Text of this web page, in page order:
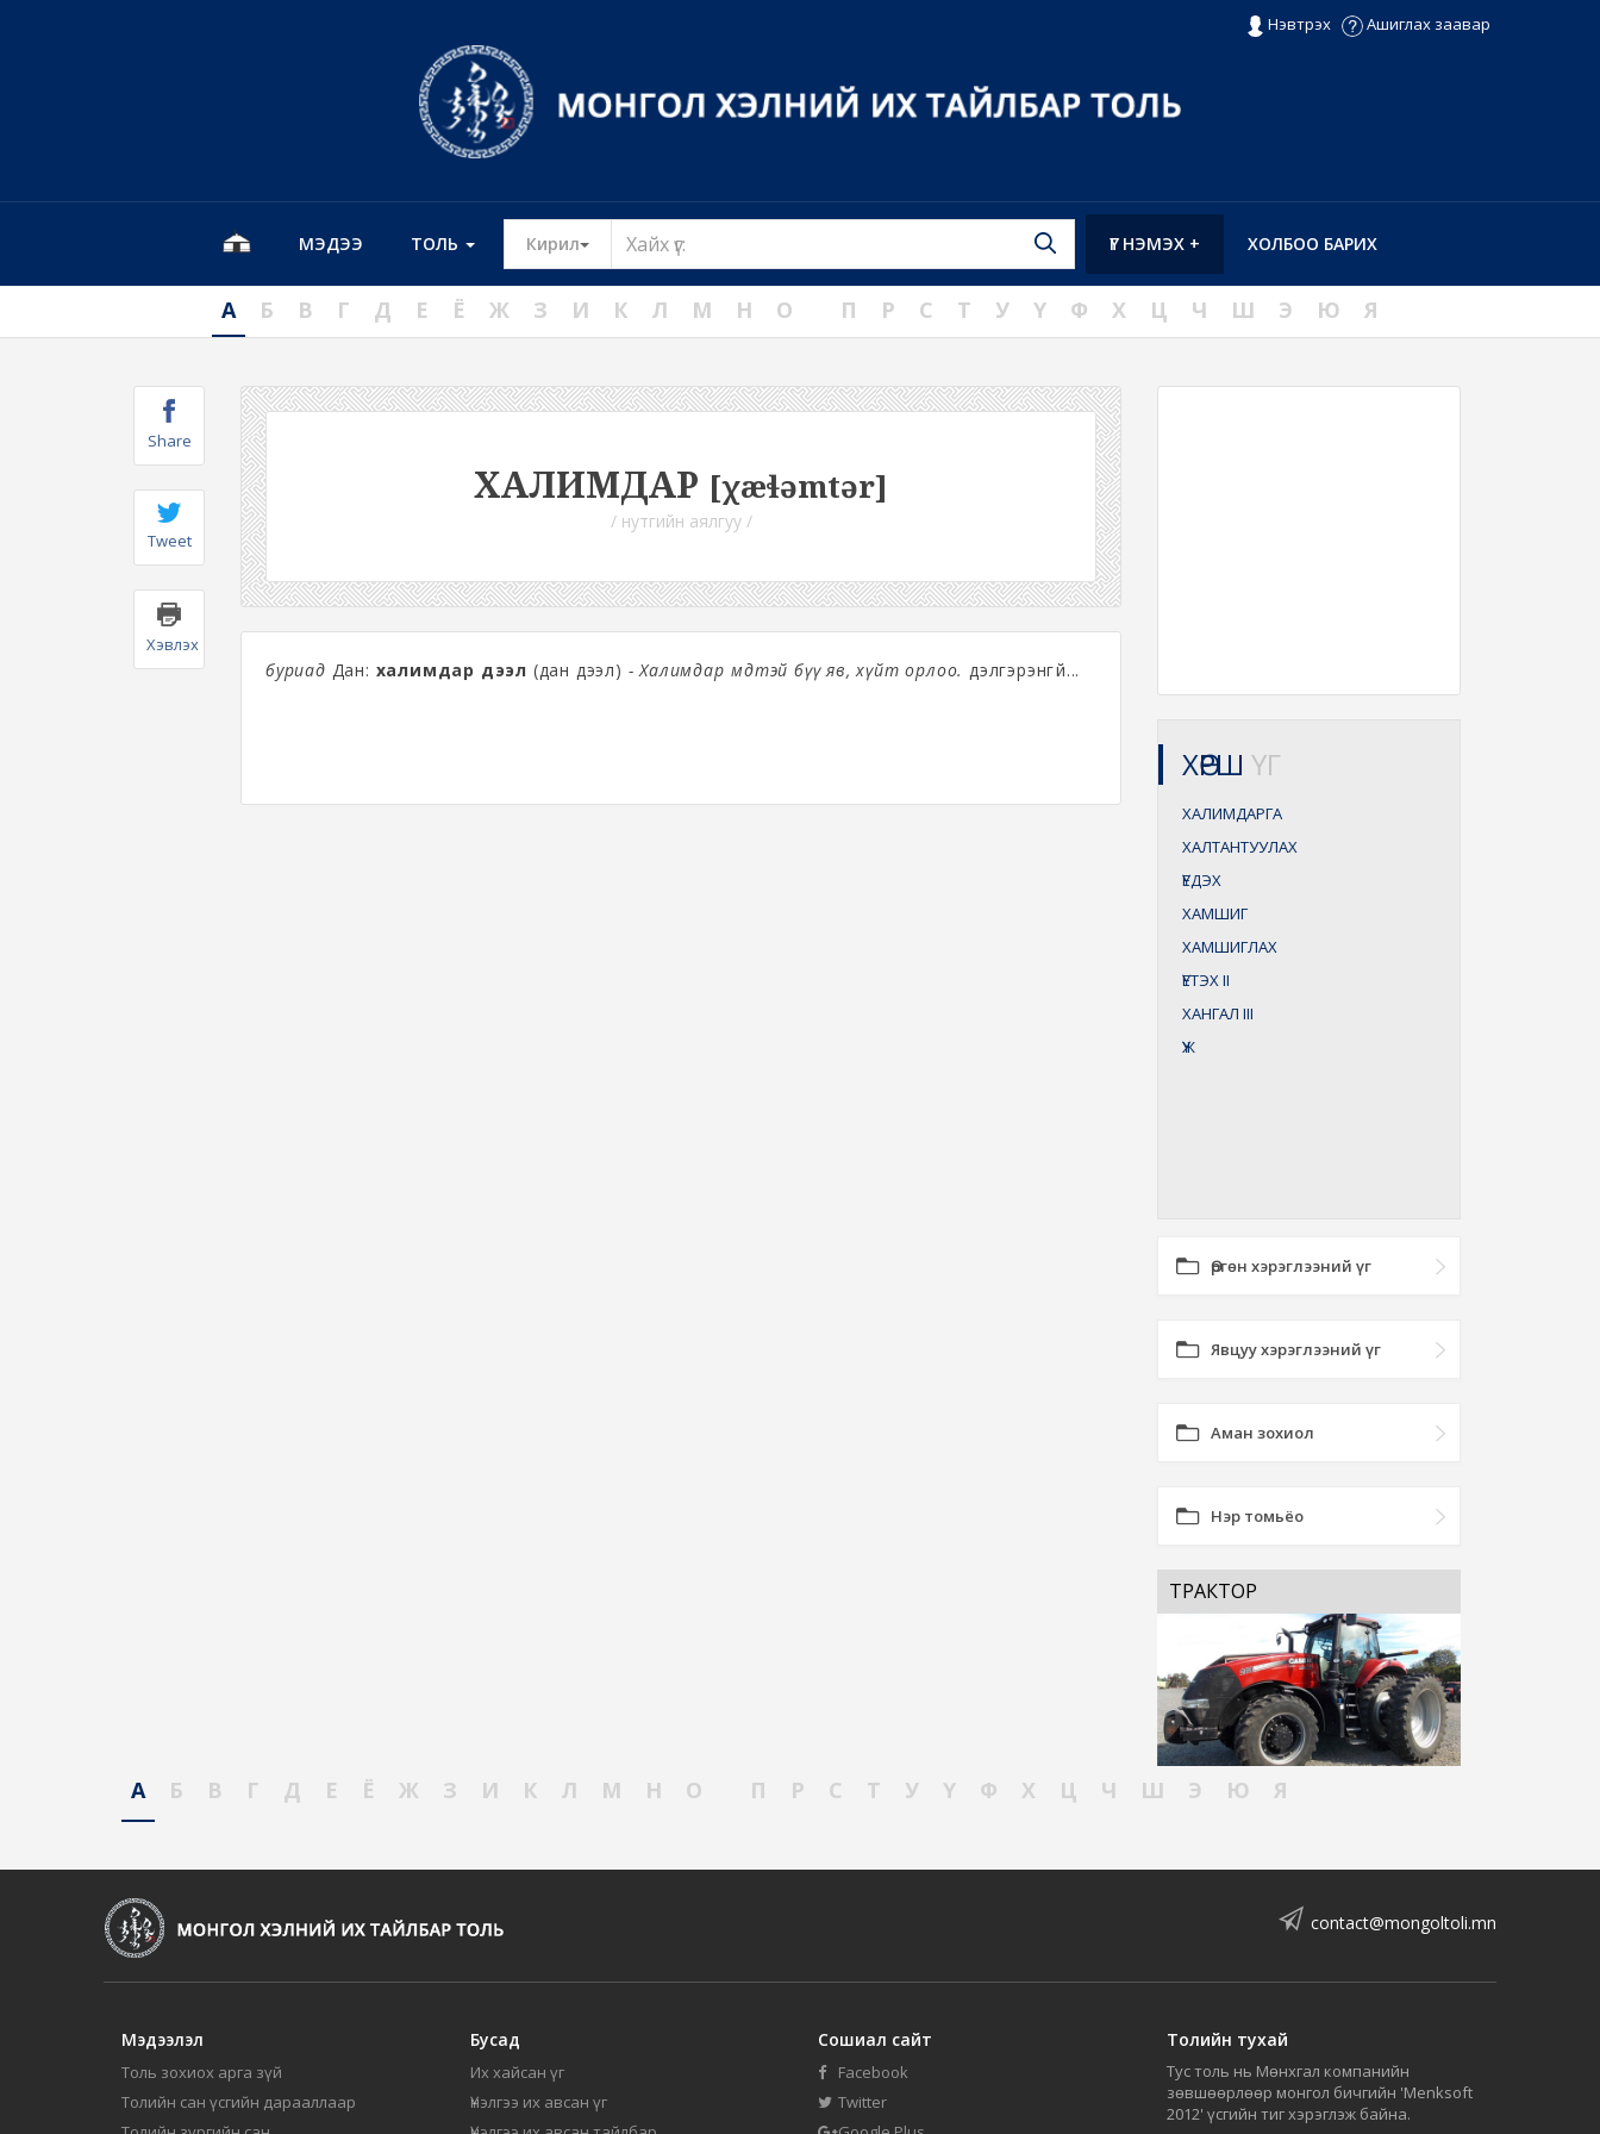
Нэвтрэх Ашиглах заавар
МЭДЭЭ ТОЛЬ Кирил Toggle Dropdown ХОЛБОО БАРИХ
ҮГ НЭМЭХ +
А Б В Г Д Е Ё Ж З И К Л М Н О П Р С Т У Ү Ф Х Ц Ч Ш Э Ю Я
Share
Tweet
Хэвлэх
ХАЛИМДАР [χæɬəmtər]
/ нутгийн аялгуу /
буриад Дан: халимдар дээл (дан дээл) - Халимдар өмдтэй бүү яв, хүйт орлоо. дэлгэрэнгүй...
ХӨРШ ҮГ
ХАЛИМДАРГА
ХАЛТАНТУУЛАХ
ҮЕДЭХ
ХАМШИГ
ХАМШИГЛАХ
ҮЕТЭХII
ХАНГАЛ III
ҮЖ
Өргөн хэрэглээний үг
Явцуу хэрэглээний үг
Аман зохиол
Нэр томьёо
ТРАКТОР
А Б В Г Д Е Ё Ж З И К Л М Н О П Р С Т У Ү Ф Х Ц Ч Ш Э Ю Я
contact@mongoltoli.mn
Мэдээлэл
Толь зохиох арга зүй
Толийн сан үсгийн дарааллаар
Бусад
Их хайсан үг
Үнэлгээ их авсан үг
Сошиал сайт
Facebook
Twitter
Толийн тухай
Тус толь нь Мөнхгал компанийн
зөвшөөрлөөр монгол бичгийн 'Menksoft
2012' үсгийн тиг хэрэглэж байна.